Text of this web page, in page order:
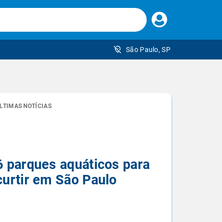
Faça
seu
São Paulo, SP
NOTÍCIAS
parques aquáticos para
em São Paulo
brasileiro